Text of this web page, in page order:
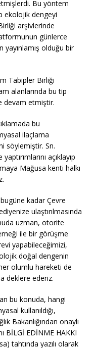
Bu yöntem
ekolojik dengeyi
arşivlerinde
günlerce
yayınlamış olduğu bir
Tabipler Birliği
alanlarında bu tip
devam etmiştir.
bu
ilaçlama
söylemiştir. Sn.
açıklayıp
Mağusa kenti halkı
kadar Çevre
ulaştırılmasında
uzman, otorite
ile bir görüşme
yapabileceğimizi,
doğal dengenin
olumlu hareketi de
deklere ederiz.
bu konuda, hangi
kullanıldığı,
Bakanlığından onaylı
BİLGİ EDİNME HAKKI
tahtında yazılı olarak